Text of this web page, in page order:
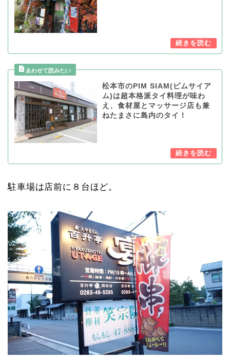
松本市のPIM SIAM(ピムサイア
ム)は超本格派タイ料理が味わ
え、食材屋とマッサージ店も兼
ねたまさに島内のタイ！
駐車場は店前に８台ほど。